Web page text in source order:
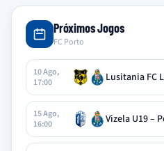
Próximos Jogos
FC Porto
10 Ago,
17:00
Lusitania FC
15 Ago,
16:00
Vizela U19 –